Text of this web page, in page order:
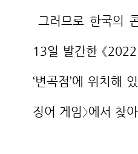
그러므로 한국의 콘텐츠가 인기를 얻고 있는 현상은 한국국제문화교류진흥원이 9월
13일 발간한 《
‘변곡점’에 위치해
징어 게임〉에서 찾